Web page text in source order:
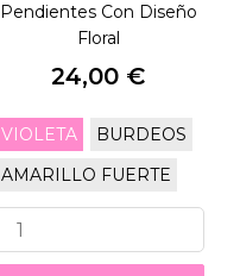
Pendientes Con Diseño
Floral
24,00 €
VIOLETA
BURDEOS
AMARILLO FUERTE